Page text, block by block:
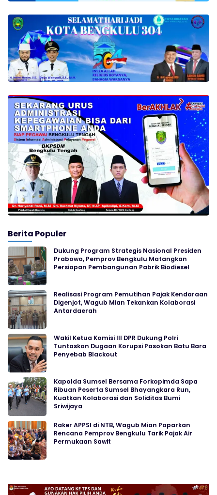
Berita Populer
Dukung Program Strategis Nasional Presiden
Prabowo, Pemprov Bengkulu Matangkan
Persiapan Pembangunan Pabrik Biodiesel
Realisasi Program Pemutihan Pajak Kendaraan
Digenjot, Wagub Mian Tekankan Kolaborasi
Antardaerah
Wakil Ketua Komisi III DPR Dukung Polri
Tuntaskan Dugaan Korupsi Pasokan Batu Bara
Penyebab Blackout
Kapolda Sumsel Bersama Forkopimda Sapa
Ribuan Peserta Sumsel Bhayangkara Run,
Kuatkan Kolaborasi dan Soliditas Bumi
Sriwijaya
Raker APPSI di NTB, Wagub Mian Paparkan
Rencana Pemprov Bengkulu Tarik Pajak Air
Permukaan Sawit